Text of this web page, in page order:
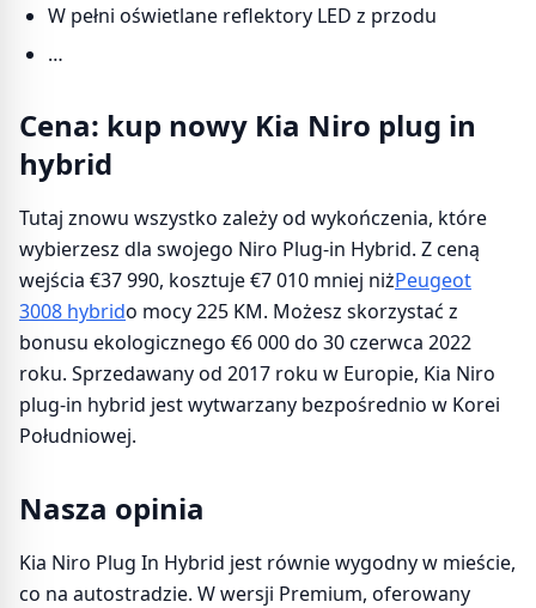
W pełni oświetlane reflektory LED z przodu
…
Cena: kup nowy Kia Niro plug in
hybrid
Tutaj znowu wszystko zależy od wykończenia, które
wybierzesz dla swojego Niro Plug-in Hybrid. Z ceną
wejścia €37 990, kosztuje €7 010 mniej niżPeugeot
3008 hybrido mocy 225 KM. Możesz skorzystać z
bonusu ekologicznego €6 000 do 30 czerwca 2022
roku. Sprzedawany od 2017 roku w Europie, Kia Niro
plug-in hybrid jest wytwarzany bezpośrednio w Korei
Południowej.
Nasza opinia
Kia Niro Plug In Hybrid jest równie wygodny w mieście,
co na autostradzie. W wersji Premium, oferowany